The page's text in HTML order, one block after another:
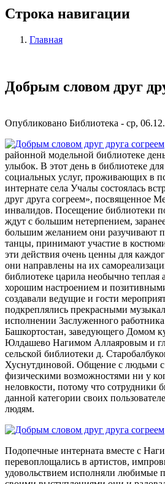
Строка навигации
Главная
Добрым словом друг
Опубликовано Библиотека - ср,
районной модельной библиотеке
улыбок. В этот день в библиотеке
социальных услуг, проживающих в
интернате села Учалы состоялась
друг друга согреем», посвященное
инвалидов. Посещение библиотеки
ждут с большим нетерпением,
большим желанием они разучивают
танцы, принимают участие в
эти действия очень ценны для
они направлены на их
библиотеке царила необычно теплая
хорошим настроением и
создавали ведущие и гости
подкреплялись прекрасными
исполнении Заслуженного
Башкортостан, заведующего Домом
Юлдашево Нагимом Аллаяровым и
сельской библиотеки д.
Хуснутдиновой. Общение с людьми
физическими возможностями ни у
неловкости, потому что сотрудники
данной категории своих
людям.
Подопечные интерната вместе с
перевоплощались в артистов,
удовольствием исполняли любимые